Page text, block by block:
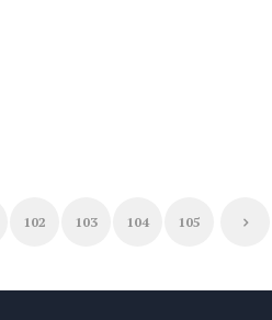
102 103 104 105